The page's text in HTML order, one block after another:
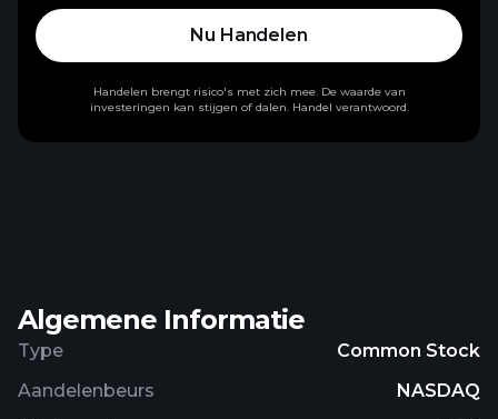
Algemene Informatie
Type
Common Stock
Aandelenbeurs
NASDAQ
Nu Handelen
Handelen brengt risico's met zich mee. De waarde van
investeringen kan stijgen of dalen. Handel verantwoord.